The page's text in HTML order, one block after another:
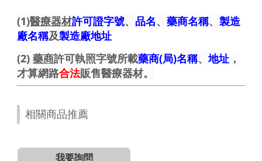
(1)醫療器材許可證字號、 品名、藥商名稱、製造
廠名稱及製造廠地址
(2)藥商許可執照字號所載藥商(局)名稱、地址 ，
才算網路合法販售醫療器材。
相關商品推薦
我要詢問